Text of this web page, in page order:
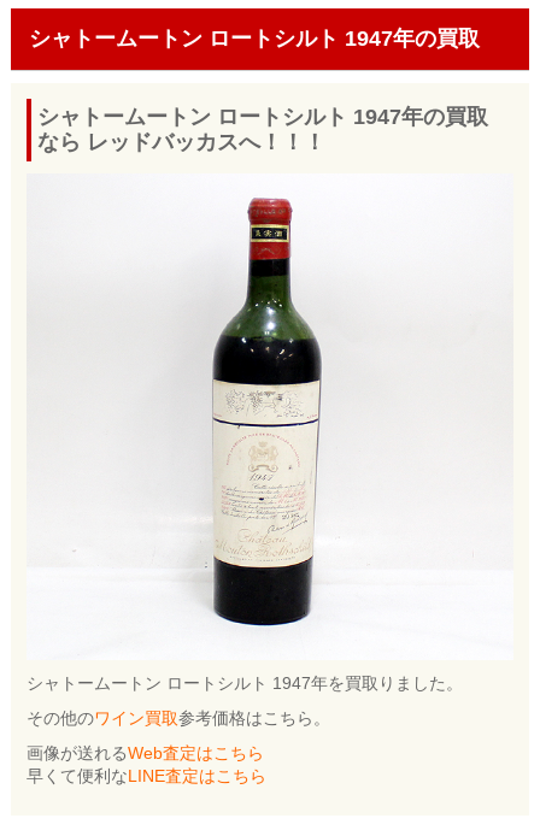
シャトームートン ロートシルト 1947年の買取
シャトームートン ロートシルト 1947年の買取
なら レッドバッカスへ！！！
シャトームートン ロートシルト 1947年を買取りました。
その他のワイン買取参考価格はこちら。
画像が送れるWeb査定はこちら
早くて便利なLINE査定はこちら